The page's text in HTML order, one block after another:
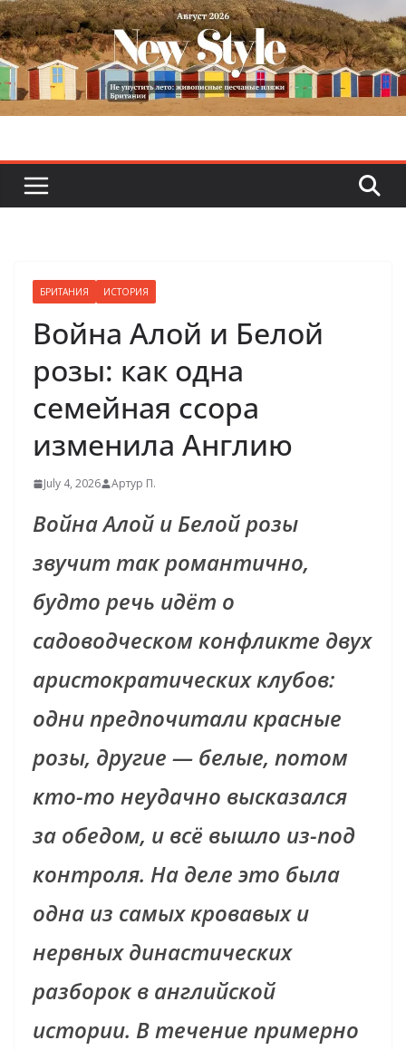
Skip
to
content
БРИТАНИЯ ИСТОРИЯ
Война Алой и Белой
розы: как одна
семейная ссора
изменила Англию
July 4, 2026 Артур П.
Война Алой и Белой розы
звучит так романтично,
будто речь идёт о
садоводческом конфликте двух
аристократических клубов:
одни предпочитали красные
розы, другие — белые, потом
кто-то неудачно высказался
за обедом, и всё вышло из-под
контроля. На деле это была
одна из самых кровавых и
нервных династических
разборок в английской
истории. В течение примерно